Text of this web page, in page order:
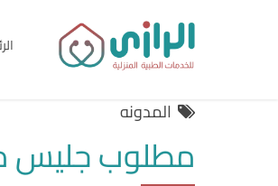
المدونه
مطلوب جليس